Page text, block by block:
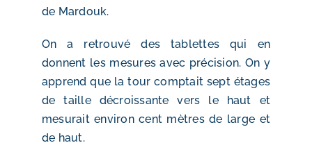
de Mardouk.
On a retrouvé des tablettes qui en
donnent les mesures avec précision. On y
apprend que la tour comptait sept étages
de taille décroissante vers le haut et
mesurait environ cent mètres de large et
de haut.